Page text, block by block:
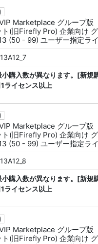
Marketplace グループ版
(旧Firefly Pro) 企業向け
(50 - 99) ユーザー指定ラ
購入数が異なります。[新規
ライセンス以上
Marketplace グループ版
(旧Firefly Pro) 企業向け
(50 - 99) ユーザー指定ラ
購入数が異なります。[新規
ライセンス以上
Marketplace グループ版
(旧Firefly Pro) 企業向け